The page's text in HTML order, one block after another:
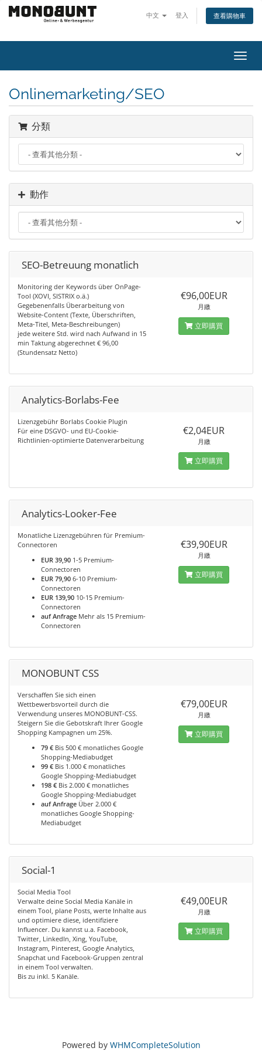
中文 登入 查看購物車
Onlinemarketing/SEO
分類
動作
SEO-Betreuung monatlich
Monitoring der Keywords über OnPage-
Tool (XOVI, SISTRIX o.ä.)
Gegebenenfalls Überarbeitung von
Website-Content (Texte, Überschriften,
Meta-Titel, Meta-Beschreibungen)
jede weitere Std. wird nach Aufwand in 15
min Taktung abgerechnet € 96,00
(Stundensatz Netto)
€96,00EUR
月繳
立即購買
Analytics-Borlabs-Fee
Lizenzgebühr Borlabs Cookie Plugin
Für eine DSGVO- und EU-Cookie-
Richtlinien-optimierte Datenverarbeitung
€2,04EUR
月繳
立即購買
Analytics-Looker-Fee
Monatliche Lizenzgebühren für Premium-
Connectoren
EUR 39,90 1-5 Premium-
Connectoren
EUR 79,90 6-10 Premium-
Connectoren
EUR 139,90 10-15 Premium-
Connectoren
auf Anfrage Mehr als 15 Premium-
Connectoren
€39,90EUR
月繳
立即購買
MONOBUNT CSS
Verschaffen Sie sich einen
Wettbewerbsvorteil durch die
Verwendung unseres MONOBUNT-CSS.
Steigern Sie die Gebotskraft Ihrer Google
Shopping Kampagnen um 25%.
79 € Bis 500 € monatliches Google
Shopping-Mediabudget
99 € Bis 1.000 € monatliches
Google Shopping-Mediabudget
198 € Bis 2.000 € monatliches
Google Shopping-Mediabudget
auf Anfrage Über 2.000 €
monatliches Google Shopping-
Mediabudget
€79,00EUR
月繳
立即購買
Social-1
Social Media Tool
Verwalte deine Social Media Kanäle in
einem Tool, plane Posts, werte Inhalte aus
und optimiere diese, identifiziere
Influencer. Du kannst u.a. Facebook,
Twitter, LinkedIn, Xing, YouTube,
Instagram, Pinterest, Google Analytics,
Snapchat und Facebook-Gruppen zentral
in einem Tool verwalten.
Bis zu inkl. 5 Kanäle.
€49,00EUR
月繳
立即購買
Powered by WHMCompleteSolution